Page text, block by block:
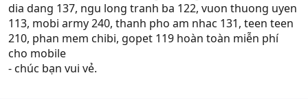
dia dang 137, ngu long tranh ba 122, vuon thuong uyen
113, mobi army 240, thanh pho am nhac 131, teen teen
210, phan mem chibi, gopet 119 hoàn toàn miễn phí
cho mobile
- chúc bạn vui vẻ.